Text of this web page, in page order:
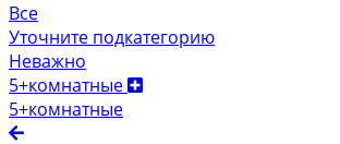
Все
Уточните подкатегорию
Неважно
5+комнатные
5+комнатные